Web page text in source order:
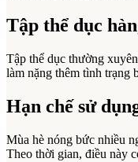
Tập thể dục
Tập thể dục thường
làm nặng thêm tình trạng
Hạn chế sử
Mùa hè nóng bức nhiều
Theo thời gian, điều này